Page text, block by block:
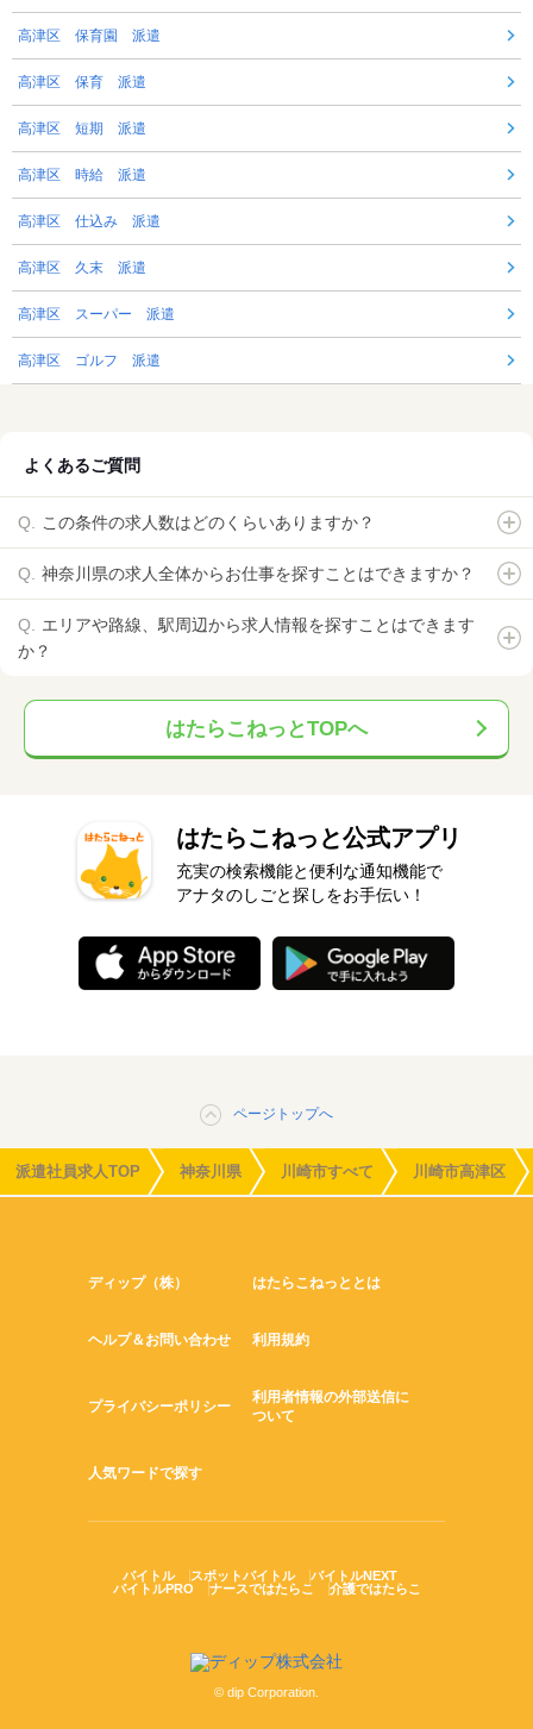
高津区 保育園 派遣
高津区 保育 派遣
高津区 短期 派遣
高津区 時給 派遣
高津区 仕込み 派遣
高津区 久末 派遣
高津区 スーパー 派遣
高津区 ゴルフ 派遣
よくあるご質問
この条件の求人数はどのくらいありますか？
神奈川県の求人全体からお仕事を探すことはできますか？
エリアや路線、駅周辺から求人情報を探すことはできます
か？
はたらこねっとTOPへ
はたらこねっと公式アプリ
充実の検索機能と便利な通知機能で
アナタのしごと探しをお手伝い！
ページトップへ
派遣社員求人TOP 神奈川県 川崎市すべて 川崎市高津区
ディップ（株） はたらこねっととは
ヘルプ＆お問い合わせ 利用規約
プライバシーポリシー
利用者情報の外部送信に
ついて
人気ワードで探す
バイトル スポットバイトル
バイトルNEXT
バイトルPRO
ナースではたらこ 介護ではたらこ
© dip Corporation.